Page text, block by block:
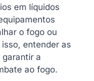
incêndios?
incêndios de classe
incêndio?
em incêndios
em líquidos
o fogo ou
entender as
garantir a
ao fogo.